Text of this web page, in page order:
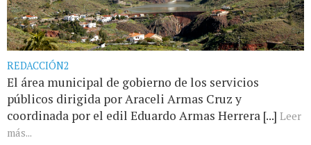
REDACCIÓN2
El área municipal de gobierno de los servicios
públicos dirigida por Araceli Armas Cruz y
coordinada por el edil Eduardo Armas Herrera [...] Leer
más...